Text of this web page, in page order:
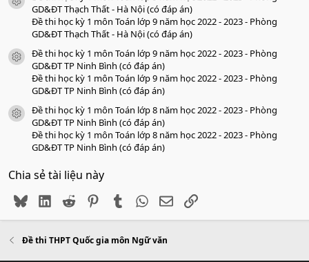
GD&ĐT Thạch Thất - Hà Nội (có đáp án)
Đề thi học kỳ 1 môn Toán lớp 9 năm học 2022 - 2023 - Phòng
GD&ĐT Thạch Thất - Hà Nội (có đáp án)
icon tài liệu
Đề thi học kỳ 1 môn Toán lớp 9 năm học 2022 - 2023 - Phòng
GD&ĐT TP Ninh Bình (có đáp án)
Đề thi học kỳ 1 môn Toán lớp 9 năm học 2022 - 2023 - Phòng
GD&ĐT TP Ninh Bình (có đáp án)
icon tài liệu
Đề thi học kỳ 1 môn Toán lớp 8 năm học 2022 - 2023 - Phòng
GD&ĐT TP Ninh Bình (có đáp án)
Đề thi học kỳ 1 môn Toán lớp 8 năm học 2022 - 2023 - Phòng
GD&ĐT TP Ninh Bình (có đáp án)
Chia sẻ tài liệu này
BlueskyLinkedIn
Reddit PinterestTumblr WhatsApp
EmailLink
Đề thi THPT Quốc gia môn Ngữ văn